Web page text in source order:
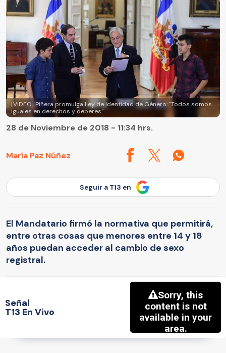
[VIDEO] Piñera promulga Ley de Identidad de Género: "Todos somos
iguales en derechos y deberes"
María Paz Núñez
28 de Noviembre de 2018 - 11:34 hrs.
Seguir a T13 en
El Mandatario firmó la normativa que permitirá,
entre otras cosas que menores entre 14 y 18
años puedan acceder al cambio de sexo
registral.
Señal
T13 En Vivo